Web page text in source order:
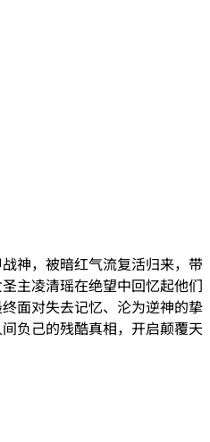
神，被暗红气流复活归来，带
主凌清瑶在绝望中回忆起他们
面对失去记忆、沦为逆神的挚
负己的残酷真相，开启颠覆天